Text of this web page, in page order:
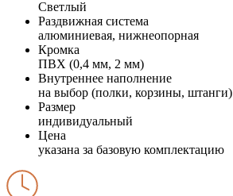
Светлый
Раздвижная система
алюминиевая, нижнеопорная
Кромка
ПВХ (0,4 мм, 2 мм)
Внутреннее наполнение
на выбор (полки, корзины, штанги)
Размер
индивидуальный
Цена
указана за базовую комплектацию